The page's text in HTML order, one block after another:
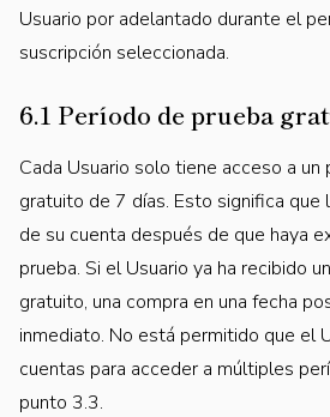
Usuario por adelantado durante el
suscripción seleccionada.
6.1 Período de prueba
Cada Usuario solo tiene acceso a un
gratuito de 7 días. Esto significa que
de su cuenta después de que haya
prueba. Si el Usuario ya ha recibido
gratuito, una compra en una fecha
inmediato. No está permitido que el
cuentas para acceder a múltiples
punto 3.3.